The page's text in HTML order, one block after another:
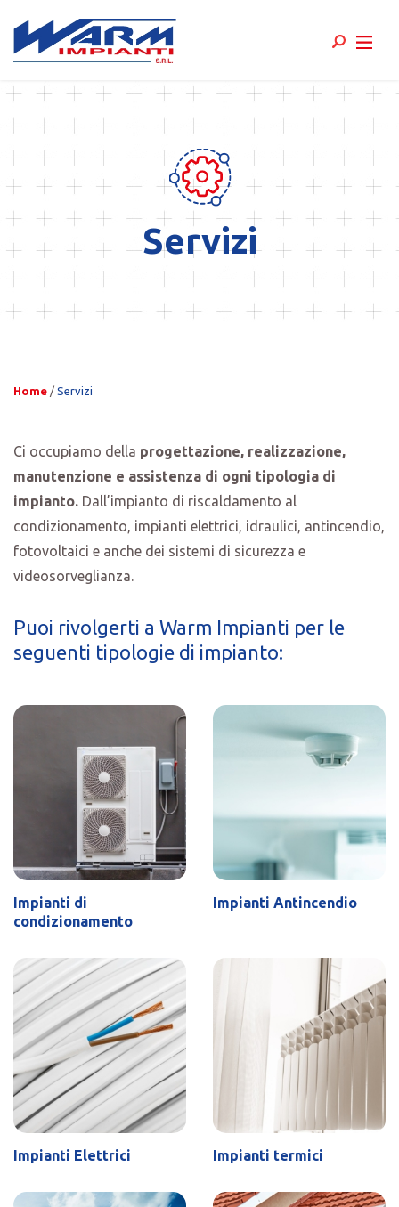
Skip
content
Servizi
Home / Servizi
Ci occupiamo della progettazione, realizzazione,
manutenzione e assistenza di ogni tipologia di
impianto. Dall’impianto di riscaldamento al
condizionamento, impianti elettrici, idraulici, antincendio,
fotovoltaici e anche dei sistemi di sicurezza e
videosorveglianza.
Puoi rivolgerti a Warm Impianti per le
seguenti tipologie di impianto:
Impianti di
condizionamento
Impianti Antincendio
Impianti Elettrici Impianti termici